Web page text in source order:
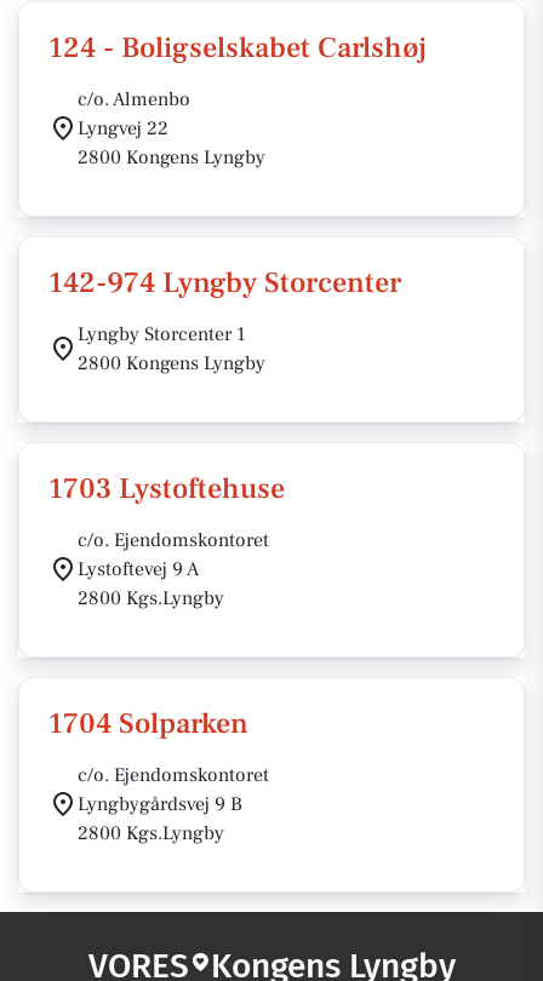
124 - Boligselskabet Carlshøj
c/o. Almenbo
Lyngvej 22
2800 Kongens Lyngby
142-974 Lyngby Storcenter
Lyngby Storcenter 1
2800 Kongens Lyngby
1703 Lystoftehuse
c/o. Ejendomskontoret
Lystoftevej 9 A
2800 Kgs.Lyngby
1704 Solparken
c/o. Ejendomskontoret
Lyngbygårdsvej 9 B
2800 Kgs.Lyngby
VORES Kongens Lyngby